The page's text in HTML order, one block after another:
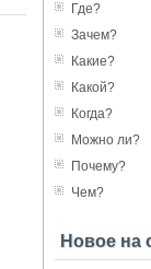
Где?
Зачем?
Какие?
Какой?
Когда?
Можно ли?
Почему?
Чем?
Новое на